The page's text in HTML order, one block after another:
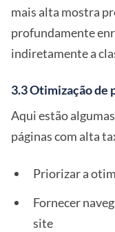
mais alta mostra
profundamente
indiretamente a
3.3 Otimização de
Aqui estão
páginas com alta
Priorizar a
Fornecer
site